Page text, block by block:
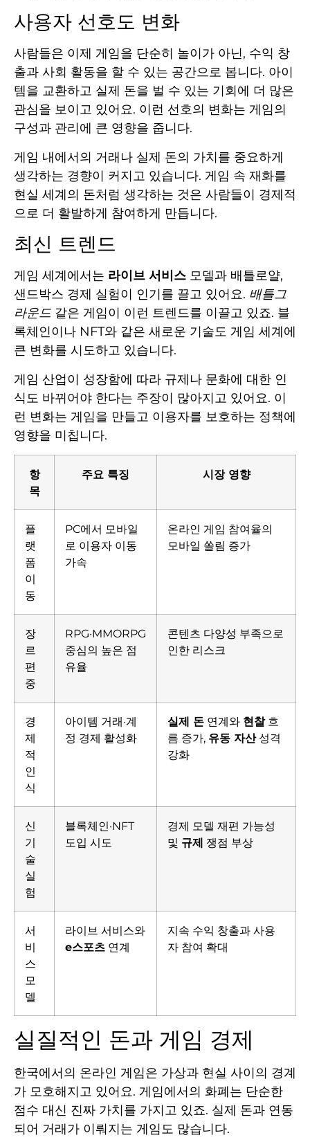
사용자 선호도 변화
사람들은 이제 게임을 단순히 놀이가 아닌, 수익 창
출과 사회 활동을 할 수 있는 공간으로 봅니다. 아이
템을 교환하고 실제 돈을 벌 수 있는 기회에 더 많은
관심을 보이고 있어요. 이런 선호의 변화는 게임의
구성과 관리에 큰 영향을 줍니다.
게임 내에서의 거래나 실제 돈의 가치를 중요하게
생각하는 경향이 커지고 있습니다. 게임 속 재화를
현실 세계의 돈처럼 생각하는 것은 사람들이 경제적
으로 더 활발하게 참여하게 만듭니다.
최신 트렌드
게임 세계에서는 라이브 서비스 모델과 배틀로얄,
샌드박스 경제 실험이 인기를 끌고 있어요. 배틀그
라운드 같은 게임이 이런 트렌드를 이끌고 있죠. 블
록체인이나 NFT와 같은 새로운 기술도 게임 세계에
큰 변화를 시도하고 있습니다.
게임 산업이 성장함에 따라 규제나 문화에 대한 인
식도 바뀌어야 한다는 주장이 많아지고 있어요. 이
런 변화는 게임을 만들고 이용자를 보호하는 정책에
영향을 미칩니다.
항
목
주요 특징 시장 영향
플
랫
폼
이
동
PC에서 모바일
로 이용자 이동
가속
온라인 게임 참여율의
모바일 쏠림 증가
장
르
편
중
RPG·MMORPG
중심의 높은 점
유율
콘텐츠 다양성 부족으로
인한 리스크
경
제
적
인
식
아이템 거래·계
정 경제 활성화
실제 돈 연계와 현찰흐
름 증가, 유동 자산성격
강화
신
기
술
실
험
블록체인·NFT
도입 시도
경제 모델 재편 가능성
및 규제 쟁점 부상
서
비
스
모
델
라이브 서비스와
e스포츠 연계
지속 수익 창출과 사용
자 참여 확대
실질적인 돈과 게임 경제
한국에서의 온라인 게임은 가상과 현실 사이의 경계
가 모호해지고 있어요. 게임에서의 화폐는 단순한
점수 대신 진짜 가치를 가지고 있죠. 실제 돈과 연동
되어 거래가 이뤄지는 게임도 많습니다.